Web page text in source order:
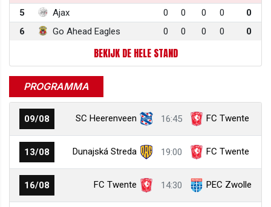
5
Ajax 0 0 0 0
0
6
Go Ahead Eagles 0 0 0 0 0
BEKIJK DE HELE STAND
PROGRAMMA
09/08 SC Heerenveen 16:45 FC Twente
13/08 Dunajská Streda 19:00 FC Twente
16/08 FC Twente 14:30 PEC Zwolle